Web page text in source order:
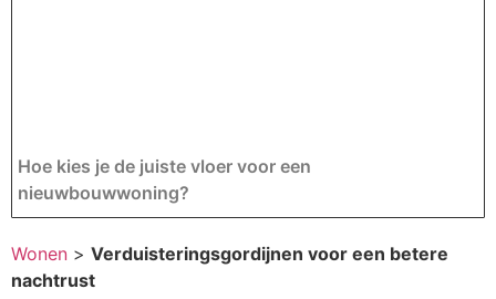
Hoe kies je de juiste vloer voor een
nieuwbouwwoning?
Wonen > Verduisteringsgordijnen voor een betere
nachtrust